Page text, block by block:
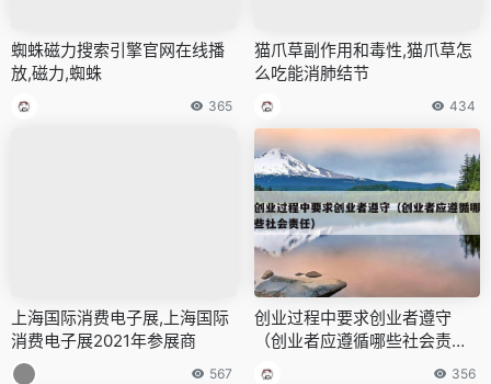
蜘蛛磁力搜索引擎官网在线播
放,磁力,蜘蛛
365
猫爪草副作用和毒性,猫爪草怎
么吃能消肺结节
434
上海国际消费电子展,上海国际
消费电子展2021年参展商
567
创业过程中要求创业者遵守
（创业者应遵循哪些社会责
任）
356